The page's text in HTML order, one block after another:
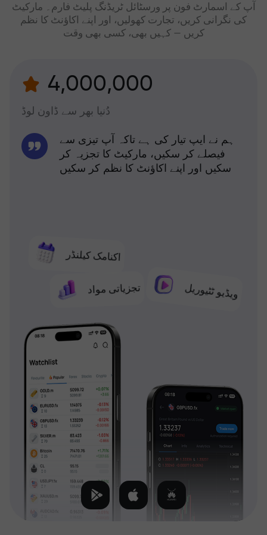
آپ کے اسمارٹ فون پر ورسٹائل ٹریڈنگ پلیٹ فارم۔ مارکیٹ
کی نگرانی کریں، تجارت کھولیں، اور اپنے اکاؤنٹ کا نظم
کریں — کہیں بھی، کسی بھی وقت
4,000,000
دُنیا بھر سے ڈاون لوڈ
اکنامک کیلنڈر
تجزیاتی مواد ویڈیو ٹٹیوریل
ہم نے ایپ تیار کی ہے تاکہ آپ تیزی سے
فیصلے کر سکیں، مارکیٹ کا تجزیہ کر
سکیں اور اپنے اکاؤنٹ کا نظم کر سکیں